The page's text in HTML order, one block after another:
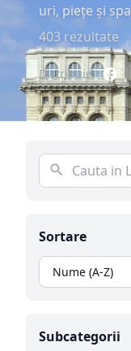
uri, piețe și
403 rezultate
Distribuie:
Sortare
Subcategorii